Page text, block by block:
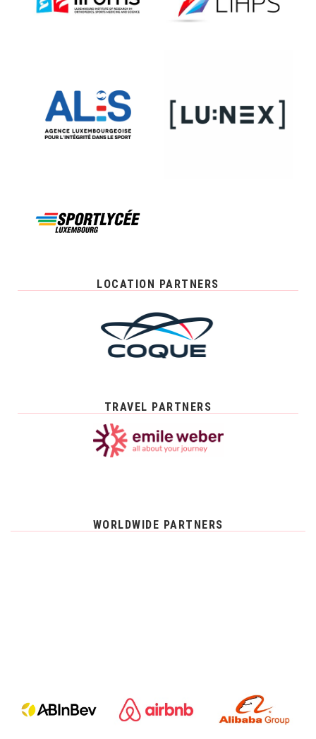
LOCATION PARTNERS
TRAVEL PARTNERS
WORLDWIDE PARTNERS